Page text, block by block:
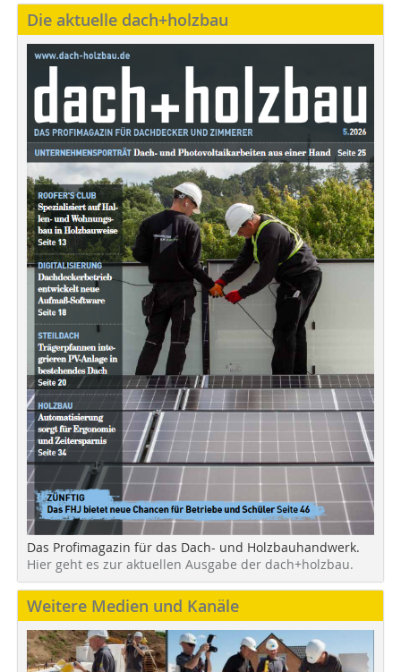
Die aktuelle dach+holzbau
Das Profimagazin für das Dach- und Holzbauhandwerk.
Hier geht es zur aktuellen Ausgabe der dach+holzbau.
Weitere Medien und Kanäle